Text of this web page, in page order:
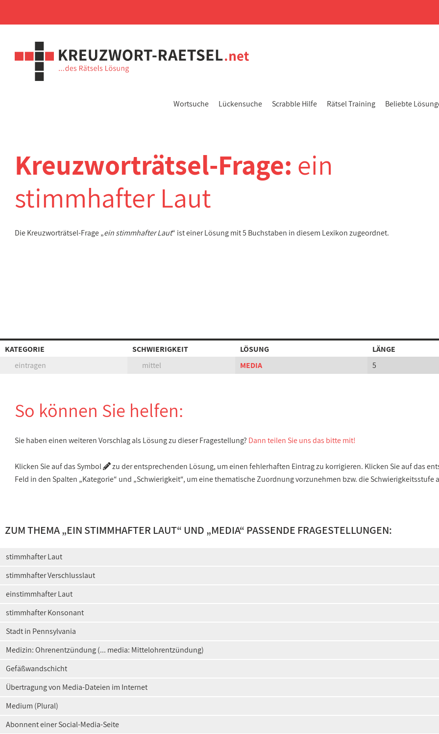
Wortsuche Lückensuche Scrabble Hilfe Rätsel Training Beliebte
Kreuzworträtsel-Frage: ein
stimmhafter Laut
Die Kreuzworträtsel-Frage „ein stimmhafter Laut“ ist einer Lösung mit 5 Buchstaben in diesem Lexikon zugeordnet.
KATEGORIE SCHWIERIGKEIT LÖSUNG
LÄNGE
eintragen
mittel MEDIA 5
So können Sie helfen:
Sie haben einen weiteren Vorschlag als Lösung zu dieser Fragestellung? Dann teilen Sie uns das bitte mit!
Klicken Sie auf das Symbol
zu der entsprechenden Lösung, um einen fehlerhaften Eintrag zu korrigieren. Klicken Sie auf das
Feld in den Spalten „Kategorie“ und „Schwierigkeit“, um eine thematische Zuordnung vorzunehmen bzw. die Schwierigkeitsstufe
ZUM THEMA „EIN STIMMHAFTER LAUT“ UND „MEDIA“ PASSENDE FRAGESTELLUNGEN:
stimmhafter Laut
stimmhafter Verschlusslaut
einstimmhafter Laut
stimmhafter Konsonant
Stadt in Pennsylvania
Medizin: Ohrenentzündung (... media: Mittelohrentzündung)
Gefäßwandschicht
Übertragung von Media-Dateien im Internet
Medium (Plural)
Abonnent einer Social-Media-Seite